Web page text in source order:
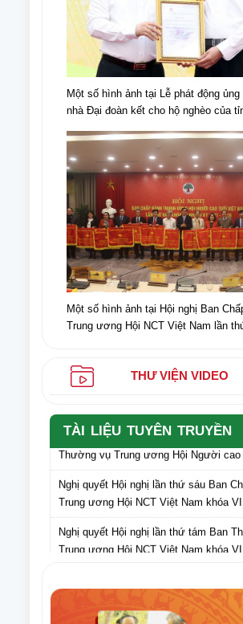
Một số hình ảnh tại Lễ phát động ủng
nhà Đại đoàn kết cho hộ nghèo của
Biên Phủ (07/5/1954-07/5/2024)
Một số hình ảnh tại Hội nghị Ban
Trung ương Hội NCT Việt Nam lần
THƯ VIỆN VIDEO
TÀI LIỆU TUYÊN TRUYỀN
Văn bản số: 135/CV-HNCT ngày 05/5/
Thường vụ Trung ương Hội Người cao
Nam gửi Hội Người cao tuổi các tỉnh,
ý kiến cán bộ, hội viên NCT các tỉnh,
với dự thảo Văn kiện Đại hội Hội Người
Việt Nam lần thứ VII, nhiệm kỳ 2026-
Nghị quyết Hội nghị lần thứ sáu Ban
Trung ương Hội NCT Việt Nam khóa
2021 – 2026
Nghị quyết Hội nghị lần thứ tám Ban
Trung ương Hội NCT Việt Nam khóa
2021 – 2026
tuyên truyền Ngày Quốc tế NCT (1/10)
hành động vì NCT Việt Nam năm 2025
Điều lệ Giải Cờ tướng trung cao tuổi